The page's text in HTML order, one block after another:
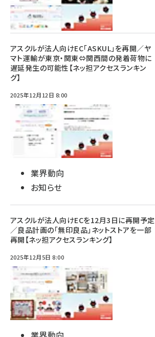
アスクルが法人向けEC「ASKUL」を再開／ヤ
マト運輸が東京・関東⇔関西間の発着荷物に
遅延発生の可能性【ネッ担アクセスランキン
グ】
2025年12月12日 8:00
業界動向
お知らせ
アスクルが法人向けECを12月3日に再開予定
／良品計画の「無印良品」ネットストアを一部
再開【ネッ担アクセスランキング】
2025年12月5日 8:00